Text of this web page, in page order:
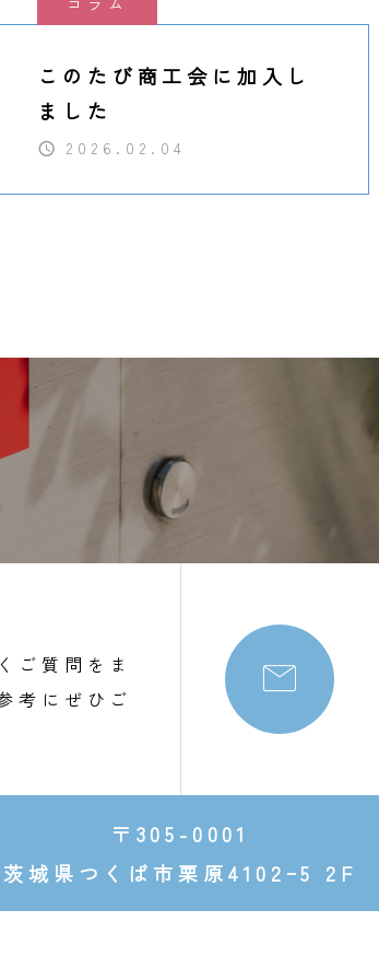
このたび商工会に加入し
ました
2026.02.04
ご質問をま
考にぜひご

〒305-0001
茨城県つくば市栗原4102ｰ5 2F